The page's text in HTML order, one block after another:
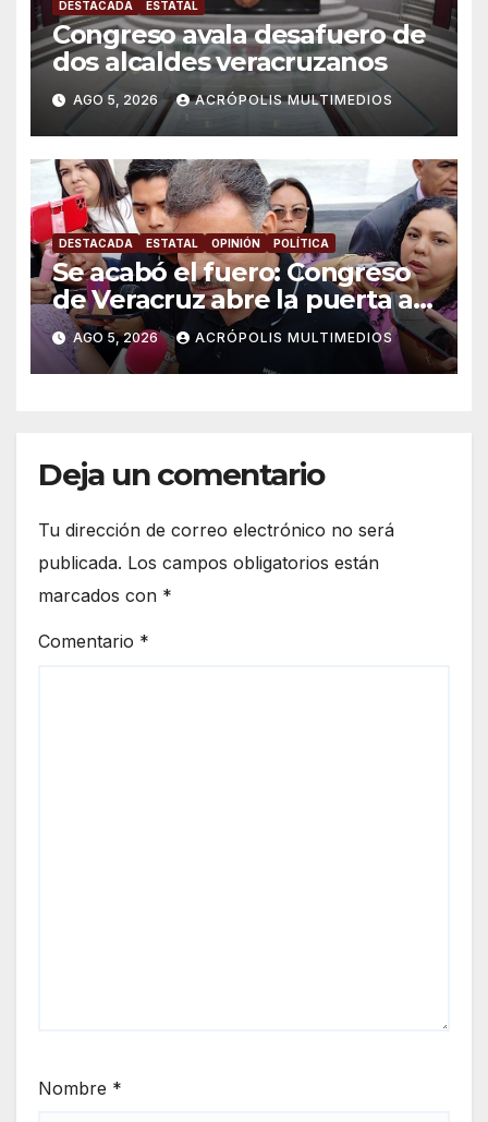
DESTACADA ESTATAL
Congreso avala desafuero de
dos alcaldes veracruzanos
AGO 5, 2026 ACRÓPOLIS MULTIMEDIOS
DESTACADA ESTATAL OPINIÓN POLÍTICA
Se acabó el fuero: Congreso
de Veracruz abre la puerta a
proceso penal contra alcalde
de Úrsulo Galván
AGO 5, 2026 ACRÓPOLIS MULTIMEDIOS
Deja un comentario
Tu dirección de correo electrónico no será
publicada. Los campos obligatorios están
marcados con *
Comentario *
Nombre *